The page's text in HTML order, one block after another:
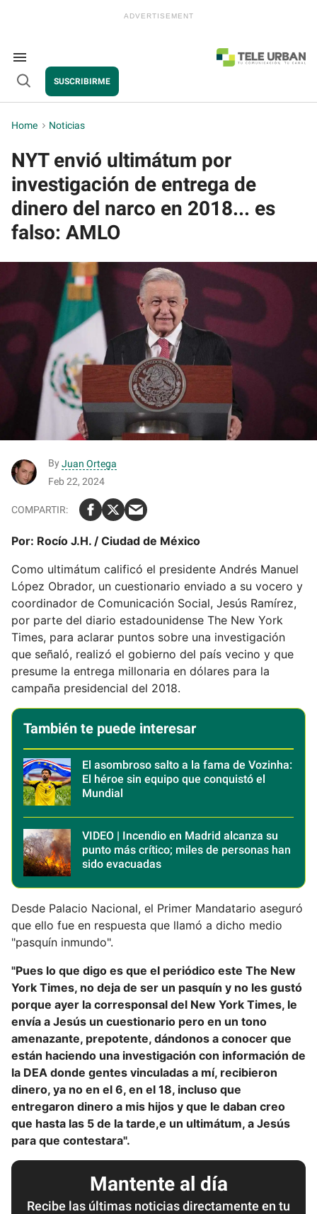
Search
&
Section
Navigation
Open
SUSCRIBIRME
Home > Noticias
NYT envió ultimátum por
investigación de entrega de
dinero del narco en 2018... es
falso: AMLO
By Juan Ortega
Feb 22, 2024
Por: Rocío J.H. / Ciudad de México
Como ultimátum calificó el presidente Andrés Manuel
López Obrador, un cuestionario enviado a su vocero y
coordinador de Comunicación Social, Jesús Ramírez,
por parte del diario estadounidense The New York
Times, para aclarar puntos sobre una investigación
que señaló, realizó el gobierno del país vecino y que
presume la entrega millonaria en dólares para la
campaña presidencial del 2018.
También te puede interesar
El asombroso salto a la fama de Vozinha:
El héroe sin equipo que conquistó el
Mundial
VIDEO | Incendio en Madrid alcanza su
punto más crítico; miles de personas han
sido evacuadas
Desde Palacio Nacional, el Primer Mandatario aseguró
que ello fue en respuesta que llamó a dicho medio
"pasquín inmundo".
"Pues lo que digo es que el periódico este The New
York Times, no deja de ser un pasquín y no les gustó
porque ayer la corresponsal del New York Times, le
envía a Jesús un cuestionario pero en un tono
amenazante, prepotente, dándonos a conocer que
están haciendo una investigación con información de
la DEA donde gentes vinculadas a mí, recibieron
dinero, ya no en el 6, en el 18, incluso que
entregaron dinero a mis hijos y que le daban creo
que hasta las 5 de la tarde,e un ultimátum, a Jesús
para que contestara".
Mantente al día
Recibe las últimas noticias directamente en tu